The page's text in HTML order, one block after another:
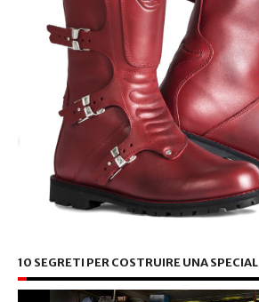
10 SEGRETI PER COSTRUIRE UNA SPECIAL